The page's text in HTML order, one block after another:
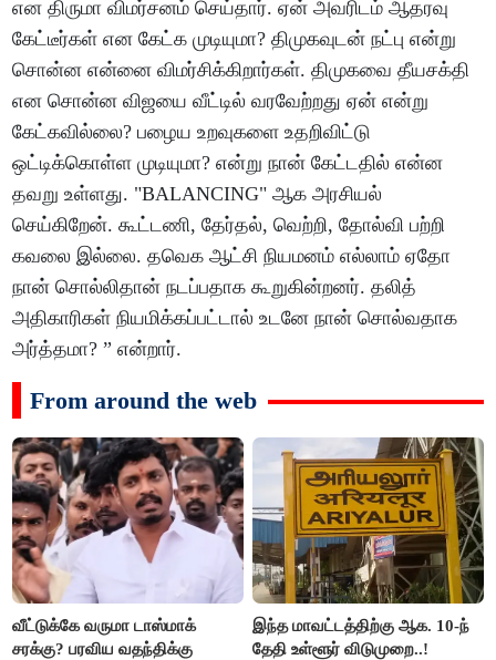
என திருமா விமர்சனம் செய்தார். ஏன் அவரிடம் ஆதரவு
கேட்டீர்கள் என கேட்க முடியுமா? திமுகவுடன் நட்பு என்று
சொன்ன என்னை விமர்சிக்கிறார்கள். திமுகவை தீயசக்தி
என சொன்ன விஜயை வீட்டில் வரவேற்றது ஏன் என்று
கேட்கவில்லை? பழைய உறவுகளை உதறிவிட்டு
ஒட்டிக்கொள்ள முடியுமா? என்று நான் கேட்டதில் என்ன
தவறு உள்ளது. "BALANCING" ஆக அரசியல்
செய்கிறேன். கூட்டணி, தேர்தல், வெற்றி, தோல்வி பற்றி
கவலை இல்லை. தவெக ஆட்சி நியமனம் எல்லாம் ஏதோ
நான் சொல்லிதான் நடப்பதாக கூறுகின்றனர். தலித்
அதிகாரிகள் நியமிக்கப்பட்டால் உடனே நான் சொல்வதாக
அர்த்தமா? ” என்றார்.
From around the web
வீட்டுக்கே வருமா டாஸ்மாக்
சரக்கு? பரவிய வதந்திக்கு
இந்த மாவட்டத்திற்கு ஆக. 10-ந்
தேதி உள்ளூர் விடுமுறை..!